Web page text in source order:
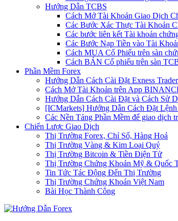
Hướng Dẫn TCBS
Cách Mở Tài Khoản Giao Dịch
Các Bước Xác Thực Tài Khoản
Các bước liên kết Tài khoản
Các Bước Nạp Tiền vào Tài
Cách MUA Cổ Phiếu trên sàn
Cách BÁN Cổ phiếu trên sàn
Phần Mềm Forex
Hướng Dẫn Cách Cài Đặt Exness
Cách Mở Tài Khoản trên App
Hướng Dẫn Cách Cài Đặt và Cách Sử
[ICMarkets] Hướng Dẫn Cách Đặt Lệnh
Các Nền Tảng Phần Mềm để giao dịch
Chiến Lược Giao Dịch
Thị Trường Forex, Chỉ Số, Hàng Hoá
Thị Trường Vàng & Kim Loại Quý
Thị Trường Bitcoin & Tiền Điện Tử
Thị Trường Chứng Khoán Mỹ & Quốc
Tin Tức Tác Động Đến Thị Trường
Thị Trường Chứng Khoán Việt Nam
Bài Học Thành Công